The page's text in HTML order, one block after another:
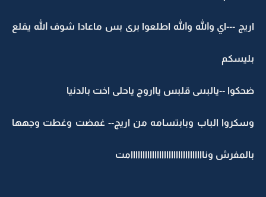
اريج ---اي والله والله اطلعوا برى بس ماعادا شوف الله يقلع
بليسكم
ضحكوا --يالبىىى قلبس يااروج ياحلى اخت بالدنيا
وسكروا الباب وبابتسامه من اريج-- غمضت وغطت وجهها
بالمفرش ونااااااااااااااااااااااااااااااامت